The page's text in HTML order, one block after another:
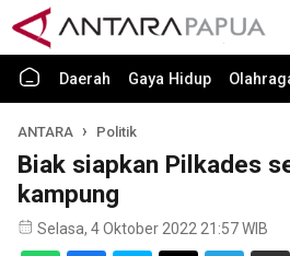
Daerah Gaya Hidup
ANTARA Politik
Biak siapkan Pilkades
kampung
Selasa, 4 Oktober 2022 21:57 WIB